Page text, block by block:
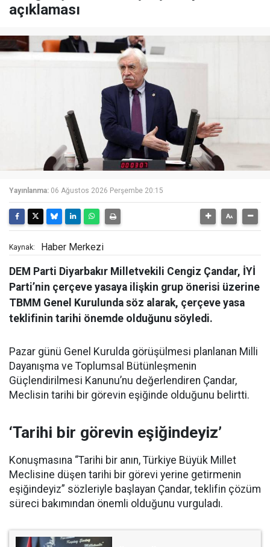
açıklaması
Yayınlanma: 06 Ağustos 2026 Perşembe 20:15
Kaynak: Haber Merkezi
DEM Parti Diyarbakır Milletvekili Cengiz Çandar, İYİ
Parti’nin çerçeve yasaya ilişkin grup önerisi üzerine
TBMM Genel Kurulunda söz alarak, çerçeve yasa
teklifinin tarihi önemde olduğunu söyledi.
Pazar günü Genel Kurulda görüşülmesi planlanan Milli
Dayanışma ve Toplumsal Bütünleşmenin
Güçlendirilmesi Kanunu’nu değerlendiren Çandar,
Meclisin tarihi bir görevin eşiğinde olduğunu belirtti.
‘Tarihi bir görevin eşiğindeyiz’
Konuşmasına “Tarihi bir anın, Türkiye Büyük Millet
Meclisine düşen tarihi bir görevi yerine getirmenin
eşiğindeyiz” sözleriyle başlayan Çandar, teklifin çözüm
süreci bakımından önemli olduğunu vurguladı.